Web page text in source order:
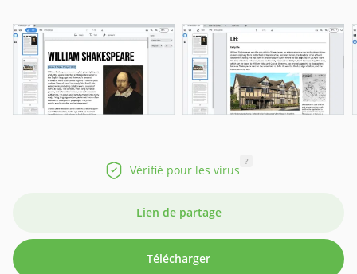
Vérifié pour les virus
?
Lien de partage
Télécharger